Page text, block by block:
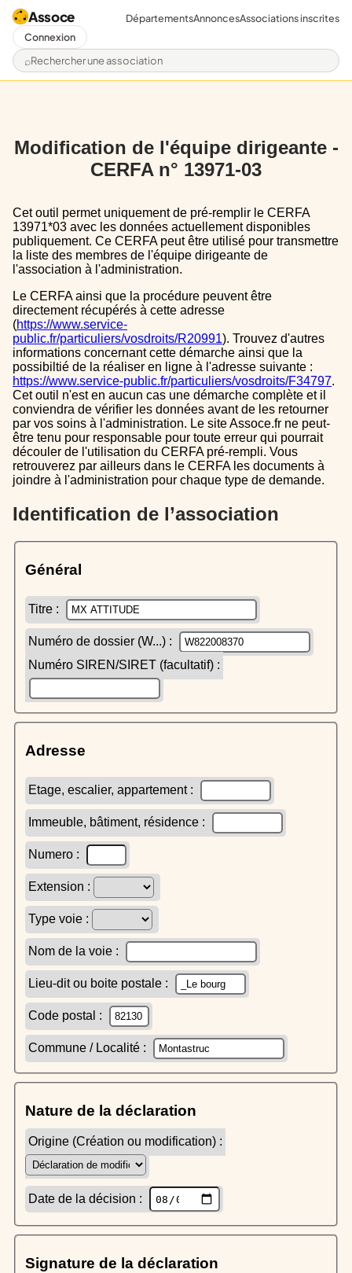
Assoce
Rechercher une association
DépartementsAnnoncesAssociations inscrites
Connexion
Modification de l'équipe dirigeante -
CERFA n° 13971-03
Cet outil permet uniquement de pré-remplir le CERFA
13971*03 avec les données actuellement disponibles
publiquement. Ce CERFA peut être utilisé pour transmettre
la liste des membres de l'équipe dirigeante de
l'association à l'administration.
Le CERFA ainsi que la procédure peuvent être
directement récupérés à cette adresse
(https://www.service-
public.fr/particuliers/vosdroits/R20991). Trouvez d'autres
informations concernant cette démarche ainsi que la
possibiltié de la réaliser en ligne à l'adresse suivante :
https://www.service-public.fr/particuliers/vosdroits/F34797.
Cet outil n'est en aucun cas une démarche complète et il
conviendra de vérifier les données avant de les retourner
par vos soins à l'administration. Le site Assoce.fr ne peut-
être tenu pour responsable pour toute erreur qui pourrait
découler de l'utilisation du CERFA pré-rempli. Vous
retrouverez par ailleurs dans le CERFA les documents à
joindre à l'administration pour chaque type de demande.
Identification de l’association
Général
Titre :
Numéro de dossier (W...) :
Numéro SIREN/SIRET (facultatif) :
Adresse
Etage, escalier, appartement :
Immeuble, bâtiment, résidence :
Numero :
Extension :
Type voie :
Nom de la voie :
Lieu-dit ou boite postale :
Code postal :
Commune / Localité :
Nature de la déclaration
Origine (Création ou modification) :
Date de la décision :
Signature de la déclaration